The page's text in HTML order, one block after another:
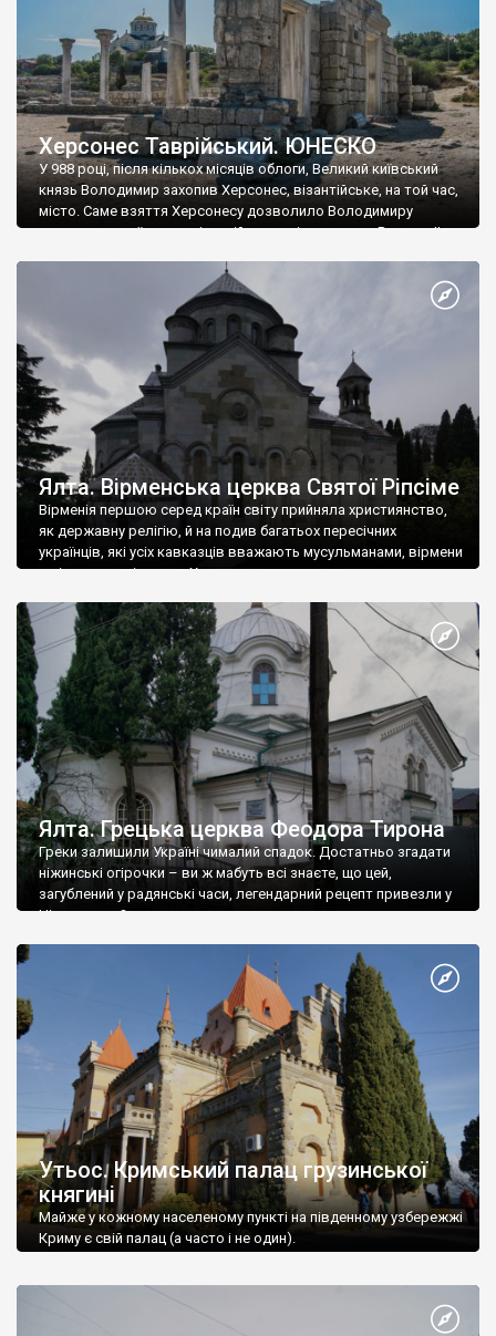
Херсонес Таврійський. ЮНЕСКО
У 988 році, після кількох місяців облоги, Великий київський
князь Володимир захопив Херсонес, візантійське, на той час,
місто. Саме взяття Херсонесу дозволило Володимиру
диктувати свої умови візантійському імператору Василю ІІ, та
Херсонесі Володимир-язичник, став Василем-християнином.
А потім було Хрещення Русі. На честь Херсонесу Таврійського
Ялта. Вірменська церква Святої Ріпсіме
Вірменія першою серед країн світу прийняла християнство,
як державну релігію, й на подив багатьох пересічних
українців, які усіх кавказців вважають мусульманами, вірмени
є відданими вірянами Христа
Ялта. Грецька церква Феодора Тирона
Греки залишили Україні чималий спадок. Достатньо згадати
ніжинські огірочки – ви ж мабуть всі знаєте, що цей,
загублений у радянські часи, легендарний рецепт привезли у
Ніжин греки?
Утьос. Кримський палац грузинської
княгині
Майже у кожному населеному пункті на південному узбережжі
Криму є свій палац (а часто і не один).